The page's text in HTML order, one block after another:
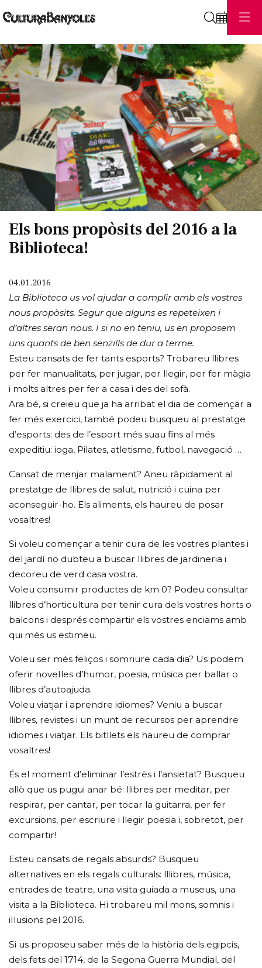
Els bons propòsits del 2016 a la
Biblioteca!
04.01.2016
La Biblioteca us vol ajudar a complir amb els vostres
nous propòsits. Segur que alguns es repeteixen i
d’altres seran nous. I si no en teniu, us en proposem
uns quants de ben senzills de dur a terme.
Esteu cansats de fer tants esports? Trobareu llibres
per fer manualitats, per jugar, per llegir, per fer màgia
i molts altres per fer a casa i des del sofà.
Ara bé, si creieu que ja ha arribat el dia de començar a
fer més exercici, també podeu busqueu al prestatge
d’esports: des de l’esport més suau fins al més
expeditiu: ioga, Pilates, atletisme, futbol, navegació …
Cansat de menjar malament? Aneu ràpidament al
prestatge de llibres de salut, nutrició i cuina per
aconseguir-ho. Els aliments, els haureu de posar
vosaltres!
Si voleu començar a tenir cura de les vostres plantes i
del jardí no dubteu a buscar llibres de jardineria i
decoreu de verd casa vostra.
Voleu consumir productes de km 0? Podeu consultar
llibres d’horticultura per tenir cura dels vostres horts o
balcons i després compartir els vostres enciams amb
qui més us estimeu.
Voleu ser més feliços i somriure cada dia? Us podem
oferir novel·les d’humor, poesia, música per ballar o
llibres d’autoajuda.
Voleu viatjar i aprendre idiomes? Veniu a buscar
llibres, revistes i un munt de recursos per aprendre
idiomes i viatjar. Els bitllets els haureu de comprar
vosaltres!
És el moment d’eliminar l’estrès i l’ansietat? Busqueu
allò que us pugui anar bé: llibres per meditar, per
respirar, per cantar, per tocar la guitarra, per fer
excursions, per escriure i llegir poesia i, sobretot, per
compartir!
Esteu cansats de regals absurds? Busqueu
alternatives en els regals culturals: lllibres, música,
entrades de teatre, una visita guiada a museus, una
visita a la Biblioteca. Hi trobareu mil mons, somnis i
il·lusions pel 2016.
Si us proposeu saber més de la història dels egipcis,
dels fets del 1714, de la Segona Guerra Mundial, del